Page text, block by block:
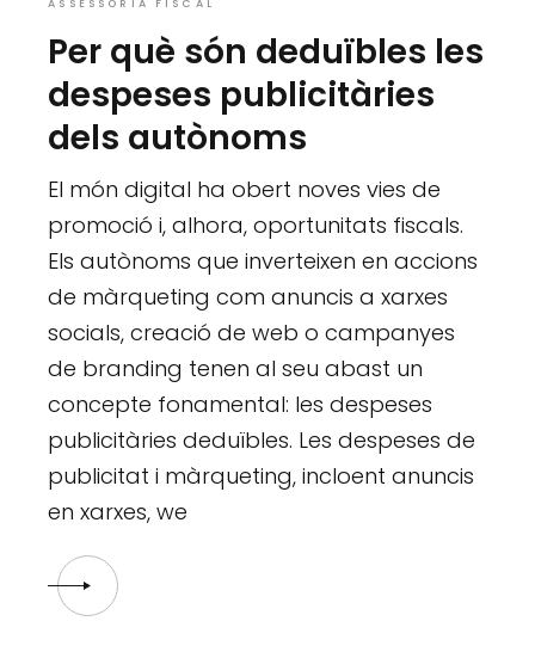
ASSESSORIA FISCAL
Per què són deduïbles les
despeses publicitàries
dels autònoms
El món digital ha obert noves vies de
promoció i, alhora, oportunitats fiscals.
Els autònoms que inverteixen en accions
de màrqueting com anuncis a xarxes
socials, creació de web o campanyes
de branding tenen al seu abast un
concepte fonamental: les despeses
publicitàries deduïbles. Les despeses de
publicitat i màrqueting, incloent anuncis
en xarxes, we